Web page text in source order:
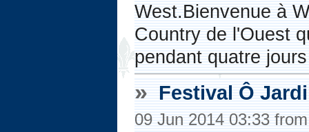
West.Bienvenue à
Country de l'Ouest
pendant quatre
» Festival Ô
09 Jun 2014 03:33